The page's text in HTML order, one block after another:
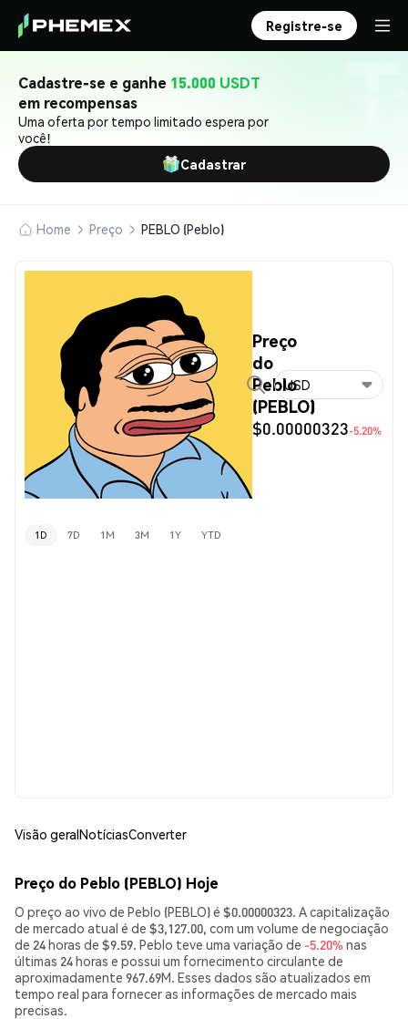
Registre-se
Cadastre-se e ganhe 15.000 USDT
em recompensas
Uma oferta por tempo limitado espera por
você!
Cadastrar
Home Preço PEBLO (Peblo)
Preço
do
Peblo
(PEBLO)
$0.00000323-5.20%
USD
1D 7D 1M 3M 1Y YTD
Visão geralNotíciasConverter
Preço do Peblo (PEBLO) Hoje
O preço ao vivo de Peblo (PEBLO) é $0.00000323. A capitalização
de mercado atual é de $3,127.00, com um volume de negociação
de 24 horas de $9.59. Peblo teve uma variação de -5.20% nas
últimas 24 horas e possui um fornecimento circulante de
aproximadamente 967.69M. Esses dados são atualizados em
tempo real para fornecer as informações de mercado mais
precisas.